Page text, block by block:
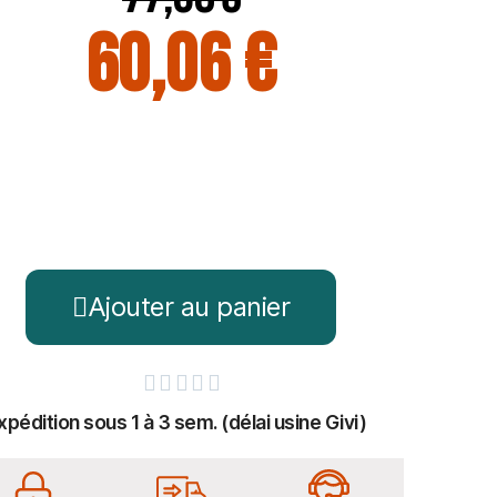
60,06 €
Ajouter au panier
    
sous 1 à 3 sem. (délai usine Givi)